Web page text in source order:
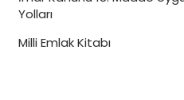
Yolları
Milli Emlak Kitabı